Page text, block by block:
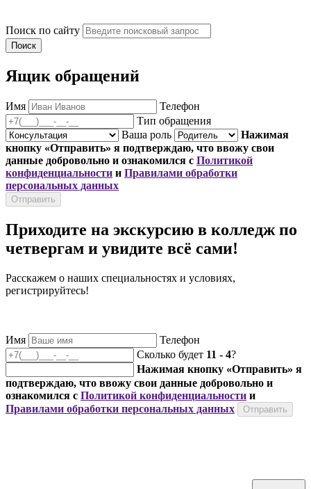
Поиск по сайту
Ящик обращений
Имя
Телефон
Тип обращения
Ваша роль
Нажимая
кнопку «Отправить» я подтверждаю, что ввожу свои
данные добровольно и ознакомился с Политикой
конфиденциальности и Правилами обработки
персональных данных
Приходите на экскурсию в колледж по
четвергам и увидите всё сами!
Расскажем о наших специальностях и условиях,
регистрируйтесь!
Имя
Телефон
Сколько будет 11 - 4?
Нажимая кнопку «Отправить» я
подтверждаю, что ввожу свои данные добровольно и
ознакомился с Политикой конфиденциальности и
Правилами обработки персональных данных